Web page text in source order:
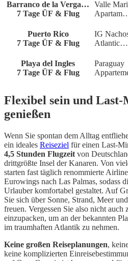
Barranco de la Verga…
7 Tage ÜF & Flug
Valle
Puerto Rico
7 Tage ÜF & Flug
IG
Atlantic…
Playa del Ingles
7 Tage ÜF & Flug
Paraguay
Flexibel sein und
genießen
Wenn Sie spontan dem Alltag
ein ideales Reiseziel für einen Last-
4,5 Stunden Flugzeit von
drittgrößte Insel der Kanaren. Von
starten fast täglich renommierte
Eurowings nach Las Palmas, sodass
Urlauber komfortabel gestaltet. Auf
Sie sich über Sonne, Strand, Meer
freuen. Vergessen Sie also nicht auch
einzupacken, um an der bekannten
im traumhaften Atlantik zu nehmen.
Keine großen Reiseplanungen,
keine komplizierten